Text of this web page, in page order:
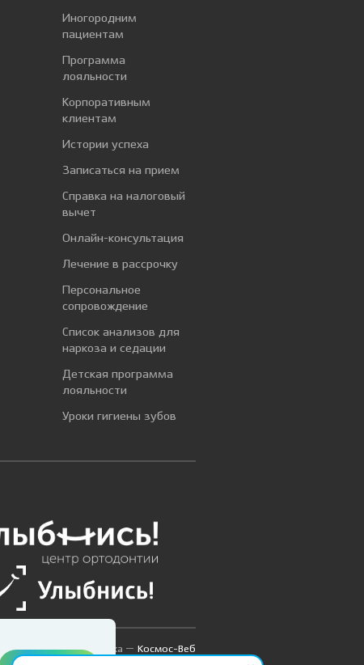
Иногородним
пациентам
Программа
лояльности
Корпоративным
клиентам
Истории успеха
Записаться на прием
Справка на налоговый
вычет
Онлайн-консультация
Лечение в рассрочку
Персональное
сопровождение
Список анализов для
наркоза и седации
Детская программа
лояльности
Уроки гигиены зубов
Дизайн и разработка — Космос-Веб